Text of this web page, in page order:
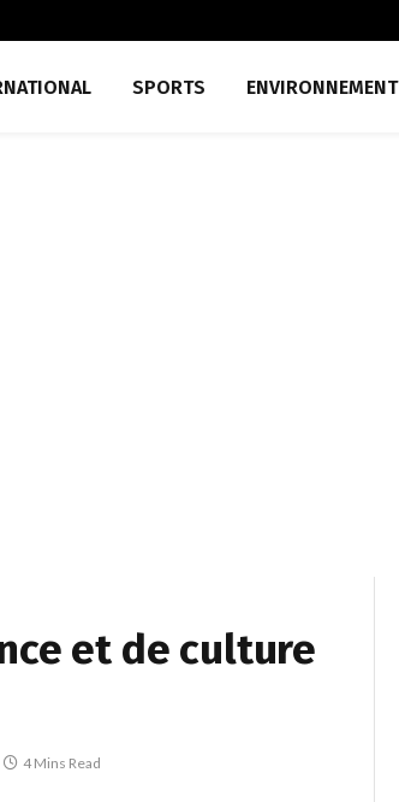
SPORTS ENVIRONNEMENT
et de culture
4 Mins Read